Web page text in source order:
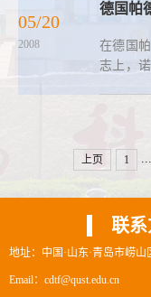
德科技
05/20
2008
在德国
志上，
上页 1 ...
联系
地址：中国·山东·青岛市崂山
Email：cdtf@qust.edu.cn